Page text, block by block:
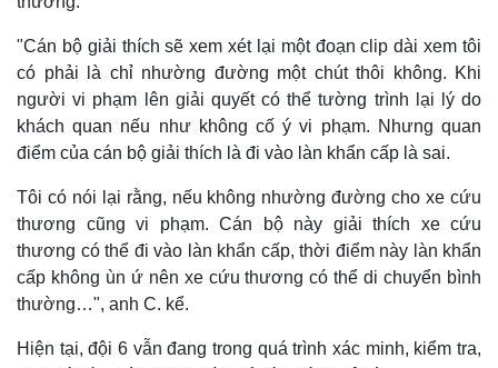
Kinh tế
Khởi nghiệp
Thị trường
Tiêu dùng
Tỷ giá
Chứng khoán
Giá cà phê
"Cán bộ giải thích sẽ xem xét lại một đoạn clip dài xem tôi
có phải là chỉ nhường đường một chút thôi không. Khi
người vi phạm lên giải quyết có thể tường trình lại lý do
khách quan nếu như không cố ý vi phạm. Nhưng quan
điểm của cán bộ giải thích là đi vào làn khẩn cấp là sai.
Tôi có nói lại rằng, nếu không nhường đường cho xe cứu
thương cũng vi phạm. Cán bộ này giải thích xe cứu
thương có thể đi vào làn khẩn cấp, thời điểm này làn khẩn
cấp không ùn ứ nên xe cứu thương có thể di chuyển bình
thường…", anh C. kể.
Hiện tại, đội 6 vẫn đang trong quá trình xác minh, kiểm tra,